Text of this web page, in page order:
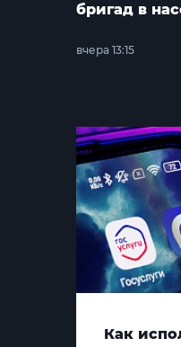
бригад в
вчера 13:15
Как